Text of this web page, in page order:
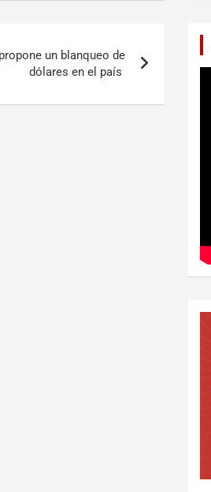
un blanqueo de
dólares en el país